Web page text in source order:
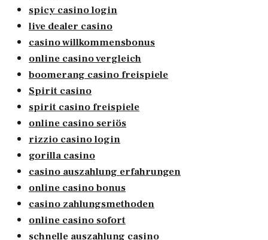
spicy casino login
live dealer casino
casino willkommensbonus
online casino vergleich
boomerang casino freispiele
Spirit casino
spirit casino freispiele
online casino seriös
rizzio casino login
gorilla casino
casino auszahlung erfahrungen
online casino bonus
casino zahlungsmethoden
online casino sofort
schnelle auszahlung casino